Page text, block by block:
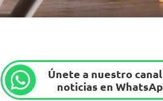
Únete a nuestro
noticias en